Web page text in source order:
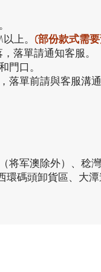
上。 (部份款式需
落單請通知客服。
門口。
，落單前請與客服溝
将军澳除外）、稔
碼頭卸貨區、大潭